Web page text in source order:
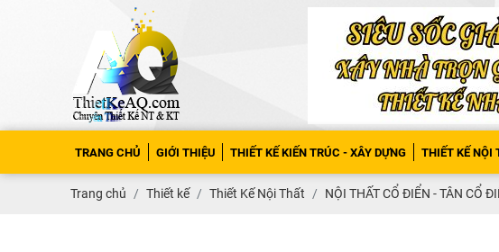
TRANG CHỦ GIỚI THIỆU THIẾT KẾ KIẾN TRÚC - XÂY DỰNG THIẾT KẾ NỘI
Trang chủ Thiết kế Thiết Kế Nội Thất NỘI THẤT CỔ ĐIỂN - TÂN CỔ